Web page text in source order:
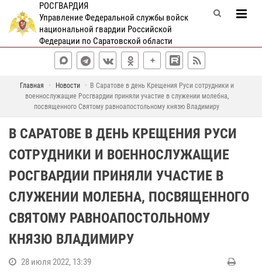
РОСГВАРДИЯ
Управление Федеральной службы войск
национальной гвардии Российской
Федерации по Саратовской области
Главная Новости
В Саратове в день Крещения Руси сотрудники и
военнослужащие Росгвардии приняли участие в служении молебна,
посвященного Святому равноапостольному князю Владимиру
В САРАТОВЕ В ДЕНЬ КРЕЩЕНИЯ РУСИ
СОТРУДНИКИ И ВОЕННОСЛУЖАЩИЕ
РОСГВАРДИИ ПРИНЯЛИ УЧАСТИЕ В
СЛУЖЕНИИ МОЛЕБНА, ПОСВЯЩЕННОГО
СВЯТОМУ РАВНОАПОСТОЛЬНОМУ
КНЯЗЮ ВЛАДИМИРУ
28 июля 2022, 13:39